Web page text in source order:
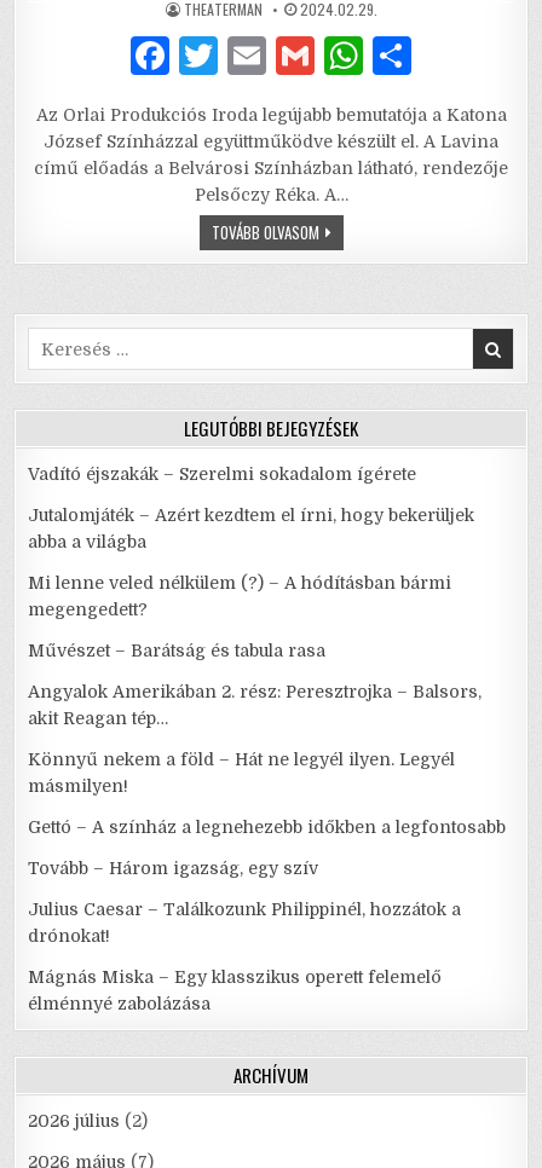
AUTHOR:
THEATERMAN PUBLISHED
2024.02.29.
F
c
e
b
k
T
it
te
r
E
ai
l
G
ai
l
W
at
s
ar
e
Az Orlai Produkciós Iroda legújabb bemutatója a Katona
József Színházzal együttműködve készült el. A Lavina
című előadás a Belvárosi Színházban látható, rendezője
Pelsőczy Réka. A…
TOVÁBB OLVASOMLAVINA
–
RÁNK
ÉS
RACIONALITÁSOK
Search
for:
LEGUTÓBBI BEJEGYZÉSEK
Vadító éjszakák – Szerelmi sokadalom ígérete
Jutalomjáték – Azért kezdtem el írni, hogy bekerüljek
abba a világba
Mi lenne veled nélkülem (?) – A hódításban bármi
megengedett?
Művészet – Barátság és tabula rasa
Angyalok Amerikában 2. rész: Peresztrojka – Balsors,
akit Reagan tép…
Könnyű nekem a föld – Hát ne legyél ilyen. Legyél
másmilyen!
Gettó – A színház a legnehezebb időkben a legfontosabb
Tovább – Három igazság, egy szív
Julius Caesar – Találkozunk Philippinél, hozzátok a
drónokat!
Mágnás Miska – Egy klasszikus operett felemelő
élménnyé zabolázása
ARCHÍVUM
2026 július (2)
2026 május (7)